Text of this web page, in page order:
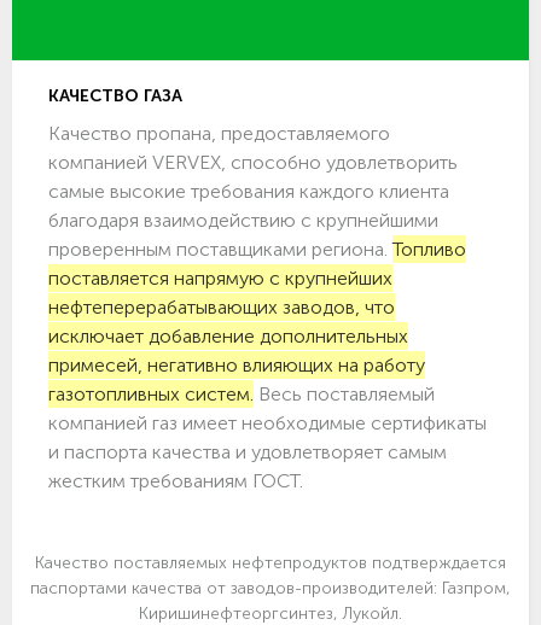
КАЧЕСТВО ГАЗА
Качество пропана, предоставляемого
компанией VERVEX, способно удовлетворить
самые высокие требования каждого клиента
благодаря взаимодействию с крупнейшими
проверенным поставщиками региона.Топливо
поставляется напрямую с крупнейших
нефтеперерабатывающих заводов, что
исключает добавление дополнительных
примесей, негативно влияющих на работу
газотопливных систем. Весь поставляемый
компанией газ имеет необходимые сертификаты
и паспорта качества и удовлетворяет самым
жестким требованиям ГОСТ.
Качество поставляемых нефтепродуктов подтверждается
паспортами качества от заводов-производителей: Газпром,
Киришинефтеоргсинтез, Лукойл.